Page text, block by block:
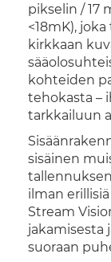
pikselin / 17
<18mK),
kirkkaan
kohteiden
tehokasta –
tarkkailuun
sisäinen
ilman
Stream
jakamisesta
suoraan